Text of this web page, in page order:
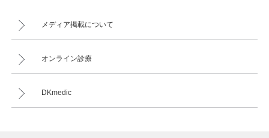
メディア掲載について
オンライン診療
DKmedic